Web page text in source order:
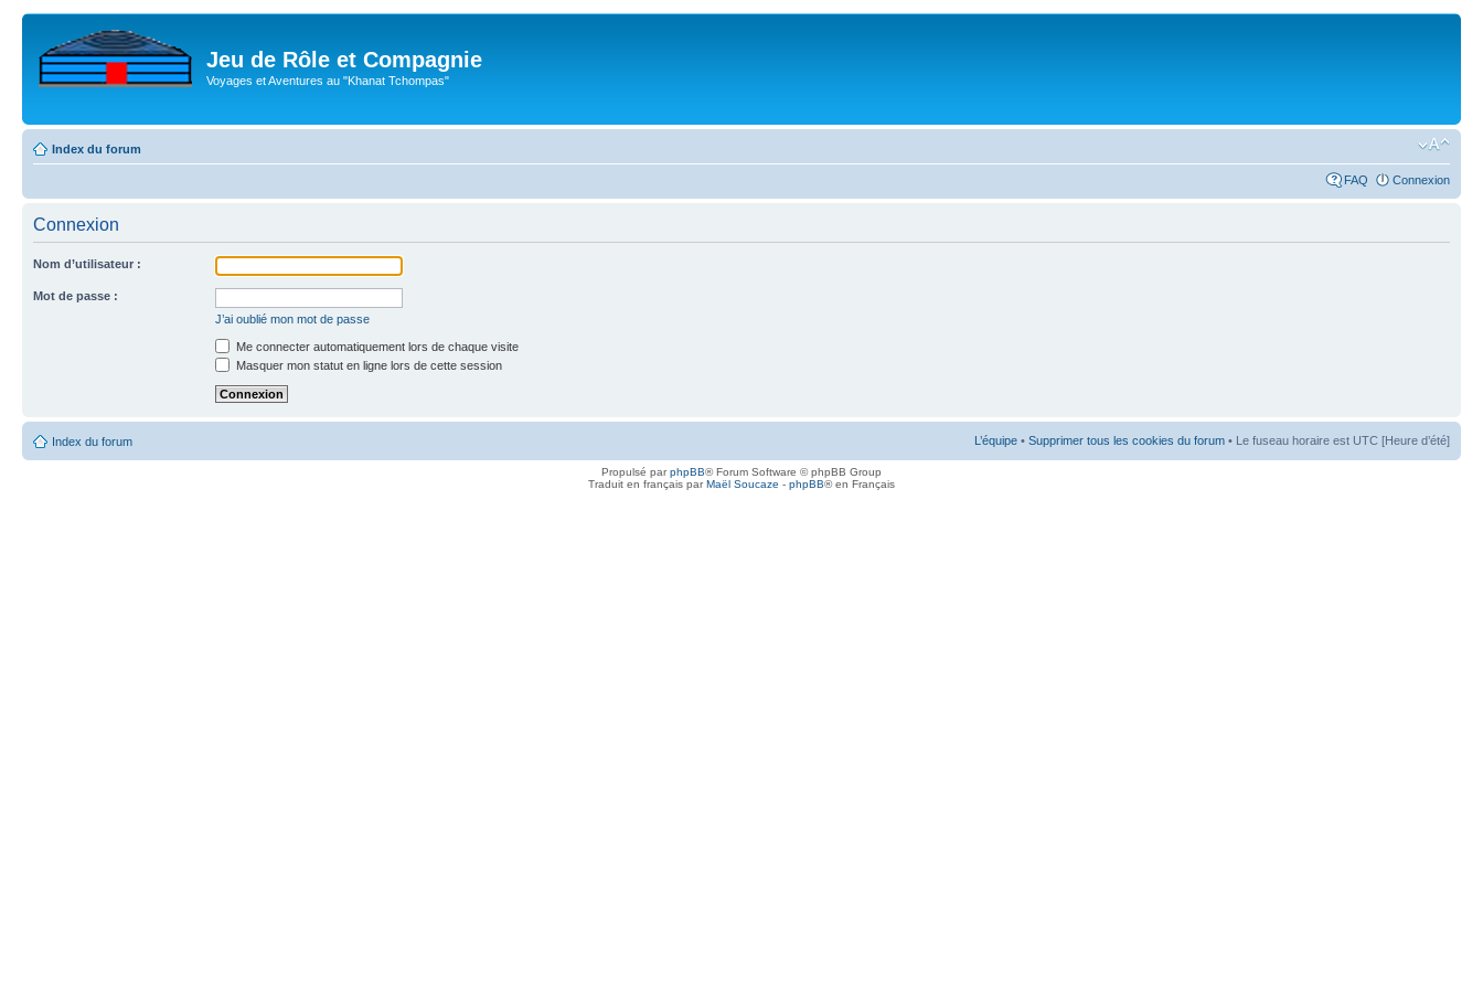
Jeu de Rôle et Compagnie
Voyages et Aventures au "Khanat Tchompas"
Index du forum
FAQ Connexion
Connexion
Nom d’utilisateur :
Mot de passe :
J’ai oublié mon mot de passe
Me connecter automatiquement lors de chaque visite
Masquer mon statut en ligne lors de cette session
Index du forum L’équipe • Supprimer tous les cookies du forum • Le fuseau horaire est UTC [Heure d’été]
Propulsé parphpBB® Forum Software © phpBB Group
Traduit en français parMaël Soucaze - phpBB® en Français